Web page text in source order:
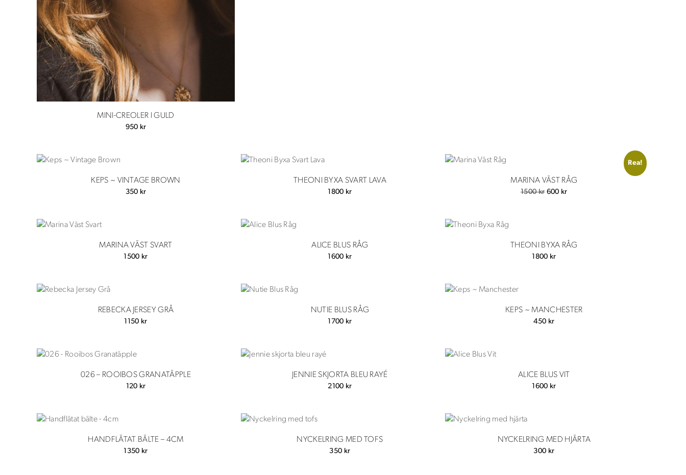
MINI-CREOLER I GULD
950 kr
KEPS ~ VINTAGE BROWN
350 kr
THEONI BYXA SVART LAVA
1800 kr
Rea!
MARINA VÄST RÅG
1500kr Det
600 krDet
MARINA VÄST SVART
1500 kr
ALICE BLUS RÅG
1600 kr
THEONI BYXA RÅG
1800 kr
REBECKA JERSEY GRÅ
1150 kr
NUTIE BLUS RÅG
1700 kr
KEPS ~ MANCHESTER
450 kr
026 – ROOIBOS GRANATÄPPLE
120 kr
JENNIE SKJORTA BLEU RAYÉ
2100 kr
ALICE BLUS VIT
1600 kr
HANDFLÄTAT BÄLTE – 4CM
1350 kr
NYCKELRING MED TOFS
350 kr
NYCKELRING MED HJÄRTA
300 kr